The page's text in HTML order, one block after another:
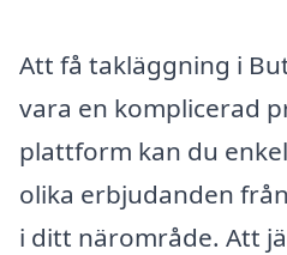
Att få takläggning i
vara en komplicerad
plattform kan du
olika erbjudanden
i ditt närområde. Att